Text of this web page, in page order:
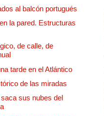
al balcón portugués
la pared. Estructuras
de calle, de
tarde en el Atlántico
de las miradas
sus nubes del